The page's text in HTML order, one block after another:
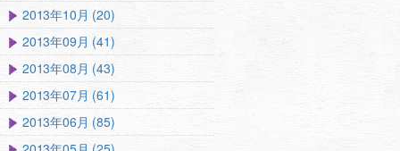
2013年10月 (20)
2013年09月 (41)
2013年08月 (43)
2013年07月 (61)
2013年06月 (85)